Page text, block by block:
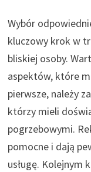
Wybór
kluczowy krok w
bliskiej osoby.
aspektów, które
pierwsze, należy
którzy mieli
pogrzebowymi.
pomocne i dają
usługę. Kolejnym